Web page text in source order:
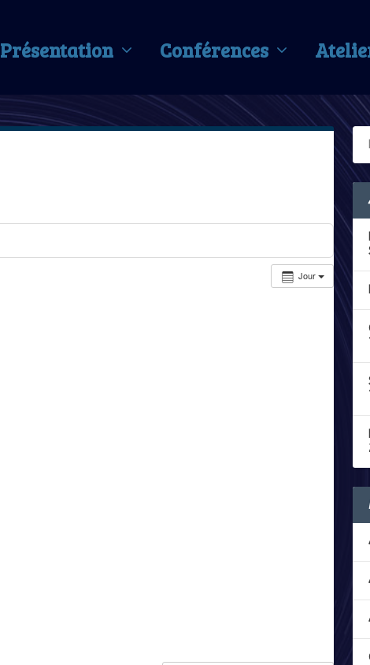
Présentation Conférences
Jour